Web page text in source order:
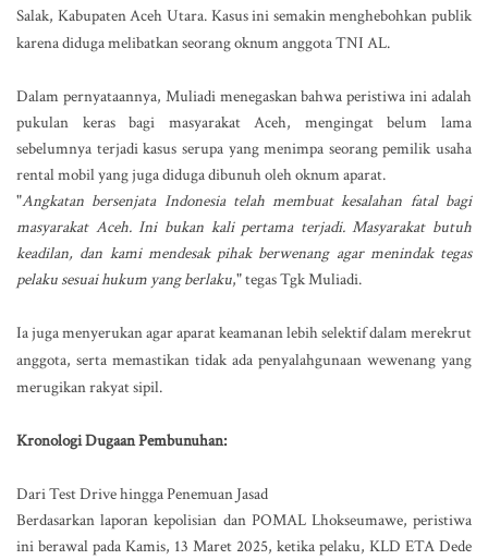
Salak, Kabupaten Aceh Utara. Kasus ini semakin menghebohkan publik
karena diduga melibatkan seorang oknum anggota TNI AL.
Dalam pernyataannya, Muliadi menegaskan bahwa peristiwa ini adalah
pukulan keras bagi masyarakat Aceh, mengingat belum lama
sebelumnya terjadi kasus serupa yang menimpa seorang pemilik usaha
rental mobil yang juga diduga dibunuh oleh oknum aparat.
"Angkatan bersenjata Indonesia telah membuat kesalahan fatal bagi
masyarakat Aceh. Ini bukan kali pertama terjadi. Masyarakat butuh
keadilan, dan kami mendesak pihak berwenang agar menindak tegas
pelaku sesuai hukum yang berlaku," tegas Tgk Muliadi.
Ia juga menyerukan agar aparat keamanan lebih selektif dalam merekrut
anggota, serta memastikan tidak ada penyalahgunaan wewenang yang
merugikan rakyat sipil.
Kronologi Dugaan Pembunuhan:
Dari Test Drive hingga Penemuan Jasad
Berdasarkan laporan kepolisian dan POMAL Lhokseumawe, peristiwa
ini berawal pada Kamis, 13 Maret 2025, ketika pelaku, KLD ETA Dede